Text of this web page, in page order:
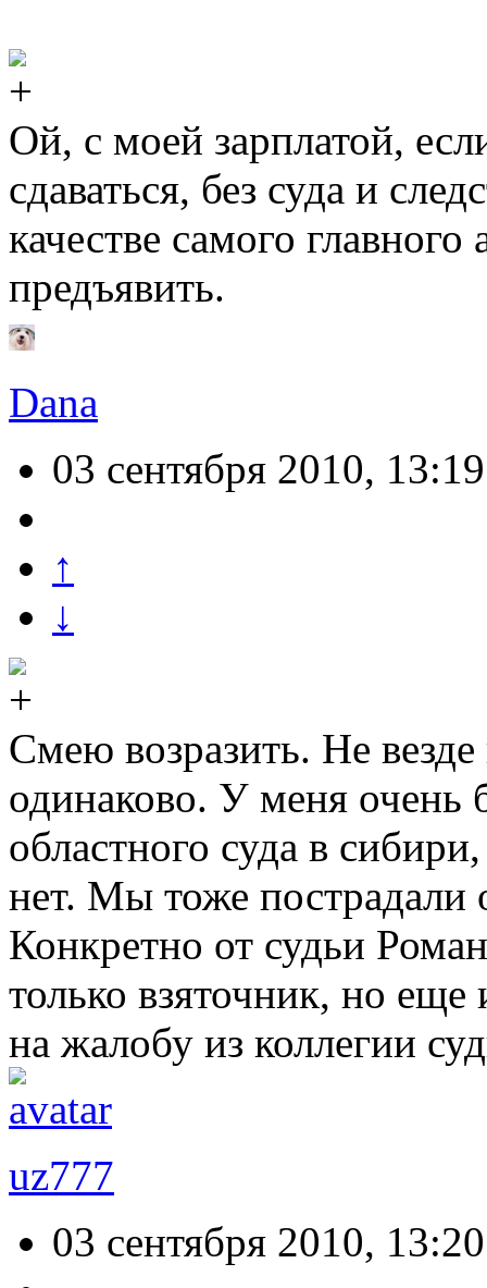
Ой, с моей зарплатой,
сдаваться, без суда и
качестве самого
предъявить.
Dana
03 сентября 2010, 13:19
↑
↓
Смею возразить. Не
одинаково. У меня очень
областного суда в
нет. Мы тоже пострадали
Конкретно от судьи
только взяточник, но
на жалобу из коллегии
uz777
03 сентября 2010, 13:20